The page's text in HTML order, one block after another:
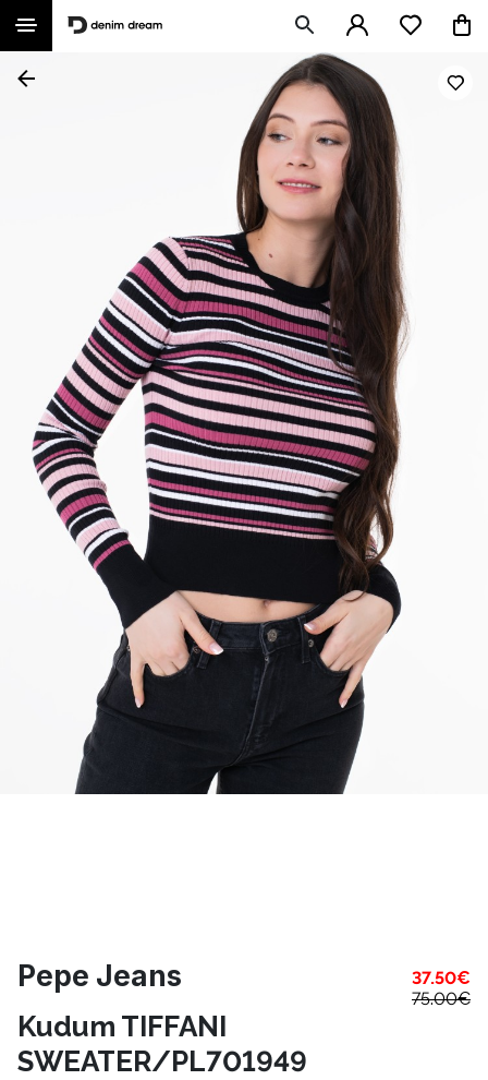
Pepe Jeans 37.50€
75.00€
Kudum TIFFANI
SWEATER/PL701949